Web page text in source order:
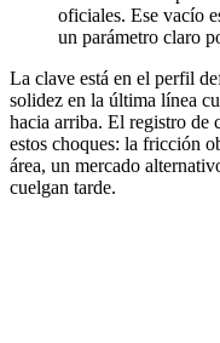
oficiales. Ese vacío
un parámetro claro
La clave está en el perfil
solidez en la última línea
hacia arriba. El registro de
estos choques: la fricción
área, un mercado
cuelgan tarde.